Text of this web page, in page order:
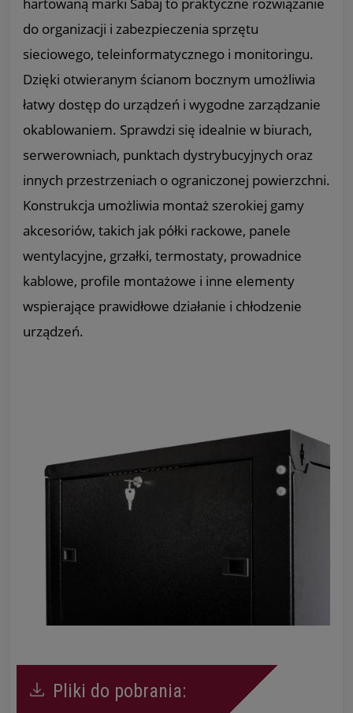
do organizacji i zabezpieczenia sprzętu
sieciowego, teleinformatycznego i monitoringu.
Dzięki otwieranym ścianom bocznym umożliwia
łatwy dostęp do urządzeń i wygodne zarządzanie
okablowaniem. Sprawdzi się idealnie w biurach,
serwerowniach, punktach dystrybucyjnych oraz
innych przestrzeniach o ograniczonej powierzchni.
Konstrukcja umożliwia montaż szerokiej gamy
akcesoriów, takich jak półki rackowe, panele
wentylacyjne, grzałki, termostaty, prowadnice
kablowe, profile montażowe i inne elementy
wspierające prawidłowe działanie i chłodzenie
urządzeń.
Pliki do pobrania: